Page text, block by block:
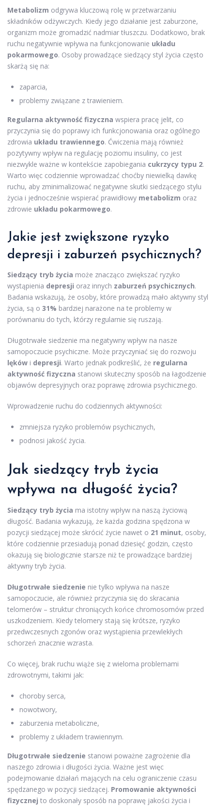
Metabolizm odgrywa kluczową rolę w przetwarzaniu
składników odżywczych. Kiedy jego działanie jest zaburzone,
organizm może gromadzić nadmiar tłuszczu. Dodatkowo, brak
ruchu negatywnie wpływa na funkcjonowanie układu
pokarmowego. Osoby prowadzące siedzący styl życia często
skarżą się na:
zaparcia,
problemy związane z trawieniem.
Regularna aktywność fizyczna wspiera pracę jelit, co
przyczynia się do poprawy ich funkcjonowania oraz ogólnego
zdrowia układu trawiennego. Ćwiczenia mają również
pozytywny wpływ na regulację poziomu insuliny, co jest
niezwykle ważne w kontekście zapobiegania cukrzycy typu 2.
Warto więc codziennie wprowadzać choćby niewielką dawkę
ruchu, aby zminimalizować negatywne skutki siedzącego stylu
życia i jednocześnie wspierać prawidłowy metabolizm oraz
zdrowie układu pokarmowego.
Jakie jest zwiększone ryzyko
depresji i zaburzeń psychicznych?
Siedzący tryb życia może znacząco zwiększać ryzyko
wystąpienia depresji oraz innych zaburzeń psychicznych.
Badania wskazują, że osoby, które prowadzą mało aktywny styl
życia, są o 31% bardziej narażone na te problemy w
porównaniu do tych, którzy regularnie się ruszają.
Długotrwałe siedzenie ma negatywny wpływ na nasze
samopoczucie psychiczne. Może przyczyniać się do rozwoju
lęków i depresji. Warto jednak podkreślić, że regularna
aktywność fizyczna stanowi skuteczny sposób na łagodzenie
objawów depresyjnych oraz poprawę zdrowia psychicznego.
Wprowadzenie ruchu do codziennych aktywności:
zmniejsza ryzyko problemów psychicznych,
podnosi jakość życia.
Jak siedzący tryb życia
wpływa na długość życia?
Siedzący tryb życia ma istotny wpływ na naszą życiową
długość. Badania wykazują, że każda godzina spędzona w
pozycji siedzącej może skrócić życie nawet o 21 minut, osoby,
które codziennie przesiadują ponad dziesięć godzin, często
okazują się biologicznie starsze niż te prowadzące bardziej
aktywny tryb życia.
Długotrwałe siedzenie nie tylko wpływa na nasze
samopoczucie, ale również przyczynia się do skracania
telomerów – struktur chroniących końce chromosomów przed
uszkodzeniem. Kiedy telomery stają się krótsze, ryzyko
przedwczesnych zgonów oraz wystąpienia przewlekłych
schorzeń znacznie wzrasta.
Co więcej, brak ruchu wiąże się z wieloma problemami
zdrowotnymi, takimi jak:
choroby serca,
nowotwory,
zaburzenia metaboliczne,
problemy z układem trawiennym.
Długotrwałe siedzenie stanowi poważne zagrożenie dla
naszego zdrowia i długości życia. Ważne jest więc
podejmowanie działań mających na celu ograniczenie czasu
spędzanego w pozycji siedzącej. Promowanie aktywności
fizycznej to doskonały sposób na poprawę jakości życia i